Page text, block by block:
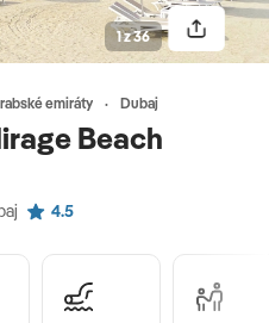
emiráty Dubaj
Beach
4.5
1 z 36